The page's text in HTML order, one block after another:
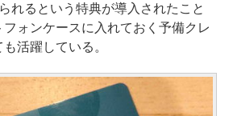
れるという特典が導入されたこと
ォンケースに入れておく予備クレ
活躍している。